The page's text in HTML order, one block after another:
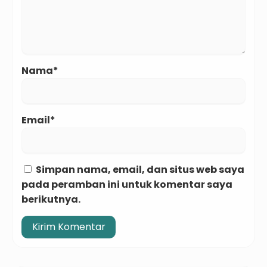
Nama*
Email*
Simpan nama, email, dan situs web saya
pada peramban ini untuk komentar saya
berikutnya.